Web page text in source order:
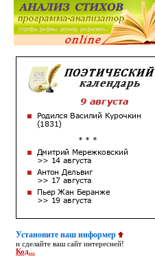
Установите наш информер
и сделайте ваш сайт интересней!
Код...